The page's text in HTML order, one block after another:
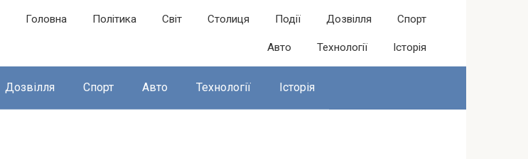
Головна Політика Світ Столиця Події Дозвілля Спорт
Авто Технології Історія
Дозвілля Спорт Авто Технології Історія